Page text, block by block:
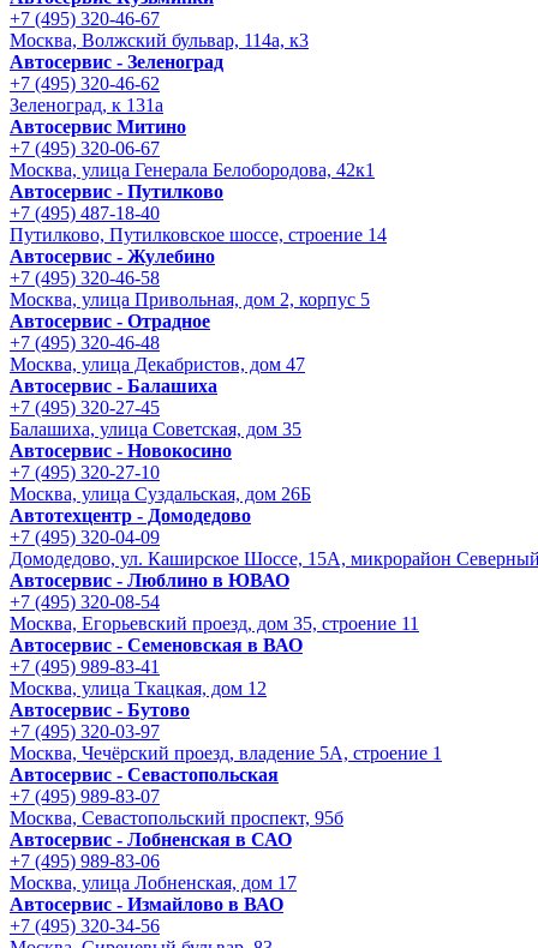
+7 (495) 320-46-67
Москва, Волжский бульвар, 114а, к3
Автосервис - Зеленоград
+7 (495) 320-46-62
Зеленоград, к 131а
Автосервис Митино
+7 (495) 320-06-67
Москва, улица Генерала Белобородова, 42к1
Автосервис - Путилково
+7 (495) 487-18-40
Путилково, Путилковское шоссе, строение 14
Автосервис - Жулебино
+7 (495) 320-46-58
Москва, улица Привольная, дом 2, корпус 5
Автосервис - Отрадное
+7 (495) 320-46-48
Москва, улица Декабристов, дом 47
Автосервис - Балашиха
+7 (495) 320-27-45
Балашиха, улица Советская, дом 35
Автосервис - Новокосино
+7 (495) 320-27-10
Москва, улица Суздальская, дом 26Б
Автотехцентр - Домодедово
+7 (495) 320-04-09
Домодедово, ул. Каширское Шоссе, 15А, микрорайон
Автосервис - Люблино в ЮВАО
+7 (495) 320-08-54
Москва, Егорьевский проезд, дом 35, строение 11
Автосервис - Семеновская в ВАО
+7 (495) 989-83-41
Москва, улица Ткацкая, дом 12
Автосервис - Бутово
+7 (495) 320-03-97
Москва, Чечёрский проезд, владение 5А, строение 1
Автосервис - Cевастопольская
+7 (495) 989-83-07
Москва, Севастопольский проспект, 95б
Автосервис - Лобненская в САО
+7 (495) 989-83-06
Москва, улица Лобненская, дом 17
Автосервис - Измайлово в ВАО
+7 (495) 320-34-56